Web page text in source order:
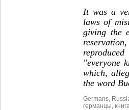
It was a
laws of
giving the
"everyone
which,
the word
Germans
германцы книга